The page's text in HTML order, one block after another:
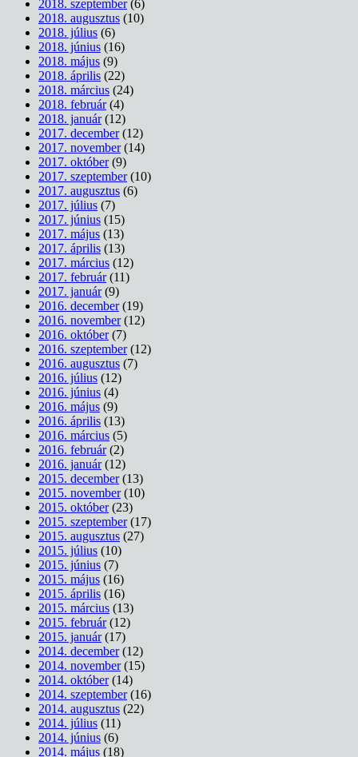
2018. szeptember(6)
2018. augusztus (10)
2018. július (6)
2018. június (16)
2018. május (9)
2018. április (22)
2018. március (24)
2018. február(4)
2018. január(12)
2017. december(12)
2017. november(14)
2017. október(9)
2017. szeptember(10)
2017. augusztus (6)
2017. július (7)
2017. június (15)
2017. május (13)
2017. április (13)
2017. március (12)
2017. február(11)
2017. január(9)
2016. december(19)
2016. november(12)
2016. október(7)
2016. szeptember(12)
2016. augusztus (7)
2016. július (12)
2016. június (4)
2016. május (9)
2016. április (13)
2016. március (5)
2016. február(2)
2016. január(12)
2015. december(13)
2015. november(10)
2015. október(23)
2015. szeptember(17)
2015. augusztus (27)
2015. július (10)
2015. június (7)
2015. május (16)
2015. április (16)
2015. március (13)
2015. február(12)
2015. január(17)
2014. december(12)
2014. november(15)
2014. október(14)
2014. szeptember(16)
2014. augusztus (22)
2014. július (11)
2014. június (6)
2014. május (18)